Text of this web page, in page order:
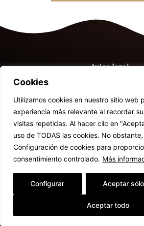
Cookies
Utilizamos cookies en nuestro sitio web
experiencia más relevante al recordar
visitas repetidas. Al hacer clic en
uso de TODAS las cookies. No
Configuración de cookies para
consentimiento controlado. Más
Configurar Aceptar
Aceptar todo
© 2026 Cafetería Engelberg |
Aviso legal
Cookies